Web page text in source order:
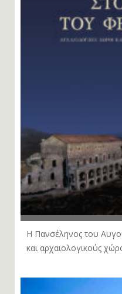
Η Πανσέληνος του
και αρχαιολογικούς